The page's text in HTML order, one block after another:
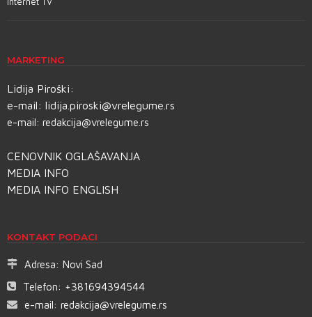
MARKETING
Lidija Piroški:
e-mail: lidija.piroski@vrelegume.rs
e-mail: redakcija@vrelegume.rs
CENOVNIK OGLAŠAVANJA
MEDIA INFO
MEDIA INFO ENGLISH
KONTAKT PODACI
Adresa: Novi Sad
Telefon: +381694394544
e-mail: redakcija@vrelegume.rs